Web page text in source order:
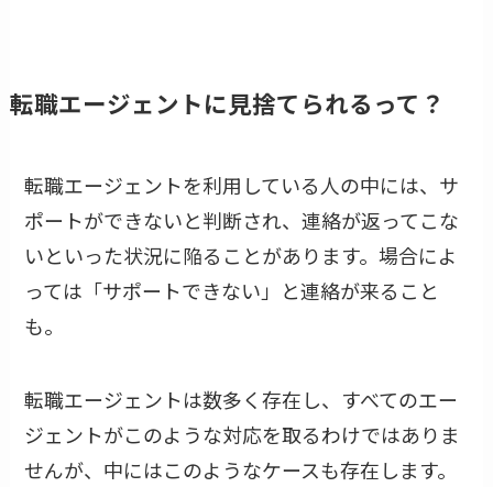
転職エージェントに見捨てられるって？
転職エージェントを利用している人の中には、サ
ポートができないと判断され、連絡が返ってこな
いといった状況に陥ることがあります。場合によ
っては「サポートできない」と連絡が来ること
も。
転職エージェントは数多く存在し、すべてのエー
ジェントがこのような対応を取るわけではありま
せんが、中にはこのようなケースも存在します。